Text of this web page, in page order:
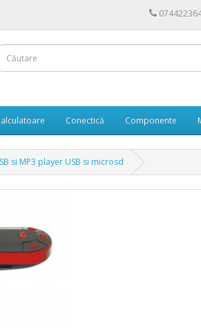
Conectică Componente
si MP3 player USB si microsd